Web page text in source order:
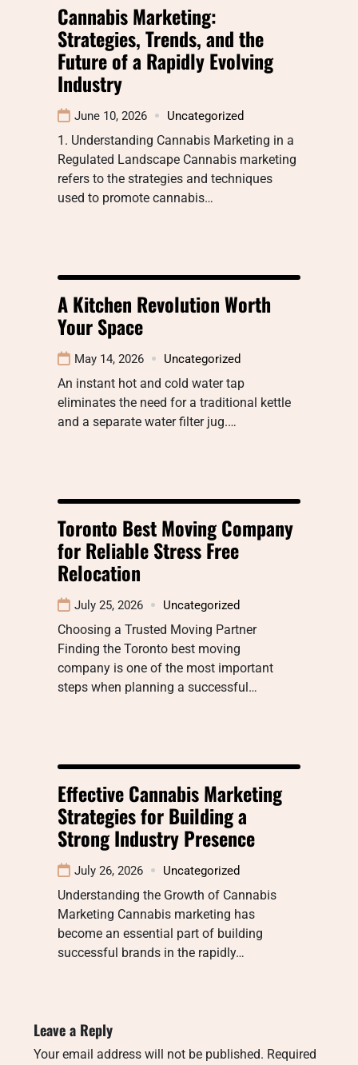
Cannabis Marketing:
Strategies, Trends, and the
Future of a Rapidly Evolving
Industry
June 10, 2026 Uncategorized
1. Understanding Cannabis Marketing in a
Regulated Landscape Cannabis marketing
refers to the strategies and techniques
used to promote cannabis…
A Kitchen Revolution Worth
Your Space
May 14, 2026 Uncategorized
An instant hot and cold water tap
eliminates the need for a traditional kettle
and a separate water filter jug.…
Toronto Best Moving Company
for Reliable Stress Free
Relocation
July 25, 2026 Uncategorized
Choosing a Trusted Moving Partner
Finding the Toronto best moving
company is one of the most important
steps when planning a successful…
Effective Cannabis Marketing
Strategies for Building a
Strong Industry Presence
July 26, 2026 Uncategorized
Understanding the Growth of Cannabis
Marketing Cannabis marketing has
become an essential part of building
successful brands in the rapidly…
Leave a Reply
Your email address will not be published. Required